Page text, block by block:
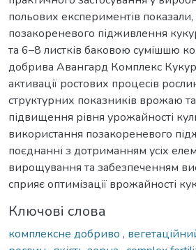
польових експериментів
позакореневого підживлення
та 6–8 листків баковою сумішшю
добрива Авангард Комплекс
активації ростових процесів
структурних показників врожаю
підвищення рівня урожайності
використання позакореневого
поєднанні з дотриманням усіх
вирощування та забезпеченням
сприяє оптимізації врожайності
Ключові слова
комплексне добриво ,